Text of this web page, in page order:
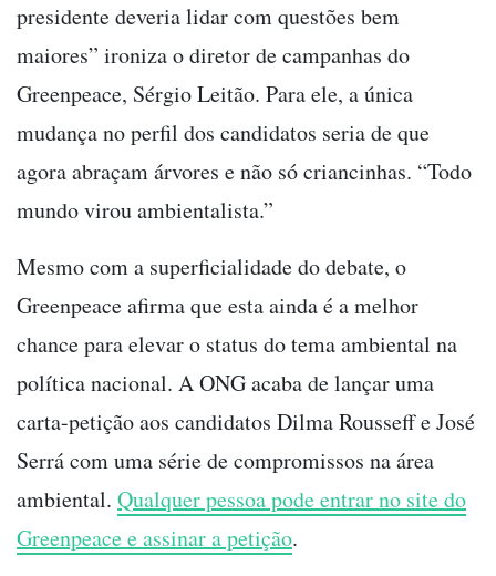
presidente deveria lidar com questões bem
maiores” ironiza o diretor de campanhas do
Greenpeace, Sérgio Leitão. Para ele, a única
mudança no perfil dos candidatos seria de que
agora abraçam árvores e não só criancinhas. “Todo
mundo virou ambientalista.”
Mesmo com a superficialidade do debate, o
Greenpeace afirma que esta ainda é a melhor
chance para elevar o status do tema ambiental na
política nacional. A ONG acaba de lançar uma
carta-petição aos candidatos Dilma Rousseff e José
Serrá com uma série de compromissos na área
ambiental. Qualquer pessoa pode entrar no site do
Greenpeace e assinar a petição.